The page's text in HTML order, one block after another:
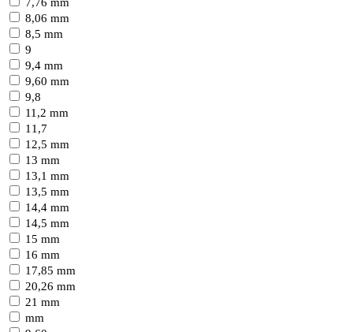
8,06 mm
8,5 mm
9
9,4 mm
9,60 mm
9,8
11,2 mm
11,7
12,5 mm
13 mm
13,1 mm
13,5 mm
14,4 mm
14,5 mm
15 mm
16 mm
17,85 mm
20,26 mm
21 mm
mm